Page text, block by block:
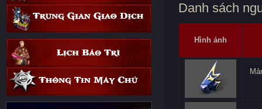
Danh sách
Hình ảnh